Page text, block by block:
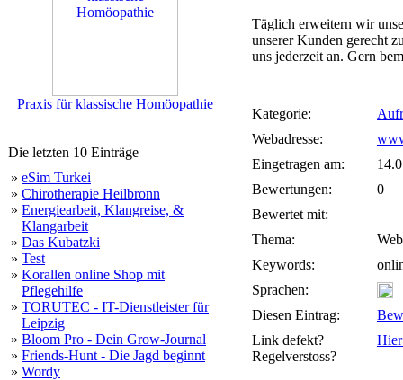
Praxis für klassische Homöopathie
Die letzten 10 Einträge
» eSim Turkei
» Chirotherapie Heilbronn
» Energiearbeit, Klangreise, &
Klangarbeit
» Das Kubatzki
» Test
» Korallen online Shop mit
Pflegehilfe
» TORUTEC - IT-Dienstleister für
Leipzig
» Bloom Pro - Dein Grow-Journal
» Friends-Hunt - Die Jagd beginnt
» Wordy
Täglich erweitern wir
unserer Kunden gerecht
uns jederzeit an. Gern
Kategorie:
Webadresse:
Eingetragen am:
Bewertungen:
0
Bewertet mit:
Thema:
Keywords:
Sprachen:
Diesen Eintrag:
Link defekt?
Regelverstoss?